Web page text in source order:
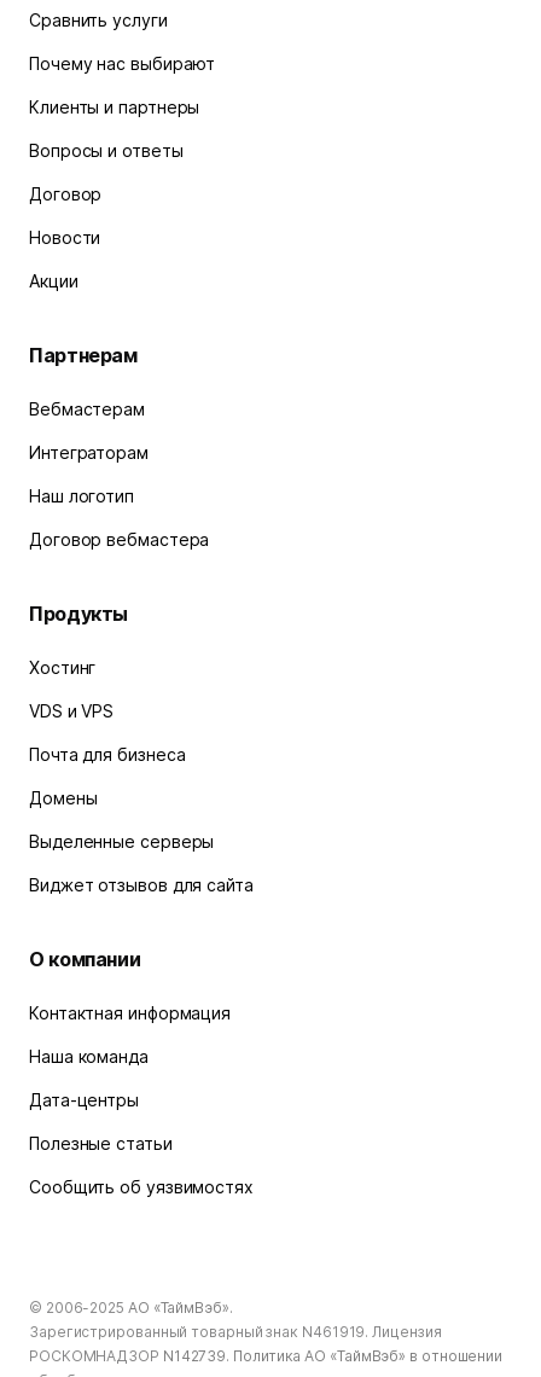
Сравнить услуги
Почему нас выбирают
Клиенты и партнеры
Вопросы и ответы
Договор
Новости
Акции
Партнерам
Вебмастерам
Интеграторам
Наш логотип
Договор вебмастера
Продукты
Хостинг
VDS и VPS
Почта для бизнеса
Домены
Выделенные серверы
Виджет отзывов для сайта
О компании
Контактная информация
Наша команда
Дата-центры
Полезные статьи
Сообщить об уязвимостях
© 2006-2025 АО «ТаймВэб».
Зарегистрированный товарный знак N461919. Лицензия
РОСКОМНАДЗОР N142739. Политика АО «ТаймВэб» в отношении